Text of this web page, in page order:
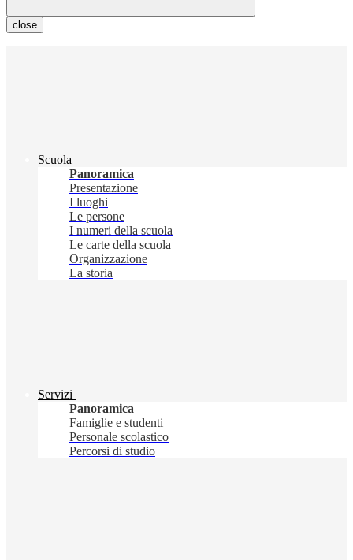
close
Scuola
Panoramica
Presentazione
I luoghi
Le persone
I numeri della scuola
Le carte della scuola
Organizzazione
La storia
Servizi
Panoramica
Famiglie e studenti
Personale scolastico
Percorsi di studio